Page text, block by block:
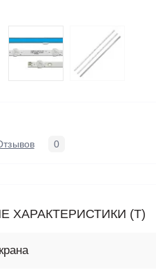
0
ХАРАКТЕРИСТИКИ (T)